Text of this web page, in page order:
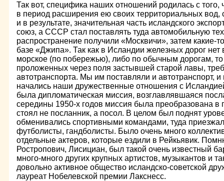
Так вот, специфика наших отношений родилась с
в период расширения ею своих территориальных вод,
и в результате, значительная часть исландского
союз, а СССР стал поставлять туда автомобильную
распространение получили «Москвичи», затем какие-
базе «Джипа». Так как в Исландии железных дорог
морское (по побережью), либо по обычным дорогам, то
проложенных через поля застывшей старой лавы,
автотранспорта. Мы им поставляли и автотранспорт,
начались наши дружественные отношения с
была дипломатическая миссия, возглавлявшаяся
середины 1950-х годов миссия была преобразована в
стоял не посланник, а посол. В целом был поднят
обменивались спортивными командами, туда
футболисты, гандболисты. Было очень много
отдельные актеров, которые ездили в Рейкьявик.
Ростропович, Лисициан, был такой очень известный
много-много других крупных артистов, музыкантов и
довольно активное общество исландско-советской
лауреат Нобелевской премии Лакснесс.